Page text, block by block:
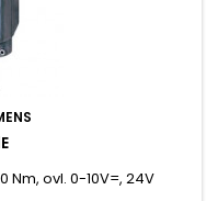
Nm, ovl. 0-10V=, 24V